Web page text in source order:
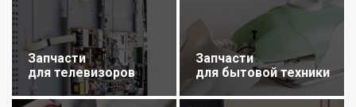
Запчасти
для телевизоров
Запчасти
для бытовой техники